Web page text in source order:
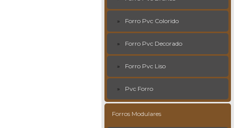
Forro Pvc Colorido
Forro Pvc Decorado
Forro Pvc Liso
Pvc Forro
Forros Modulares